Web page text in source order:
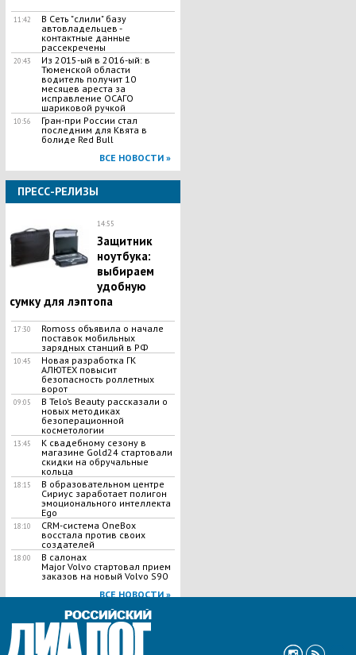
11:42
В Сеть "слили" базу
автовладельцев -
контактные данные
рассекречены
20:43
Из 2015-ый в 2016-ый: в
Тюменской области
водитель получит 10
месяцев ареста за
исправление ОСАГО
шариковой ручкой
10:56
Гран-при России стал
последним для Квята в
болиде Red Bull
ВСЕ НОВОСТИ »
ПРЕСС-РЕЛИЗЫ
14:55
Защитник
ноутбука:
выбираем
удобную
сумку для лэптопа
17:30
Romoss объявила о начале
поставок мобильных
зарядных станций в РФ
10:45
Новая разработка ГК
АЛЮТЕХ повысит
безопасность роллетных
ворот
09:05
В Telo’s Beauty рассказали о
новых методиках
безоперационной
косметологии
13:45
К свадебному сезону в
магазине Gold24 стартовали
скидки на обручальные
кольца
18:15
В образовательном центре
Сириус заработает полигон
эмоционального интеллекта
Ego
18:10
CRM-система OneBox
восстала против своих
создателей
18:00
В салонах
Major Volvo стартовал прием
заказов на новый Volvo S90
ВСЕ НОВОСТИ »